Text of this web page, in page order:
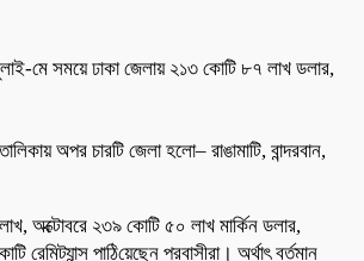
মে সময়ে ঢাকা জেলায় ২১৩ কোটি ৮৭ লাখ ডলার,
অপর চারটি জেলা হলো– রাঙামাটি, বান্দরবান,
অক্টোবরে ২৩৯ কোটি ৫০ লাখ মার্কিন ডলার,
পা‌ঠি‌য়েছেন প্রবাসীরা। অর্থাৎ বর্তমান